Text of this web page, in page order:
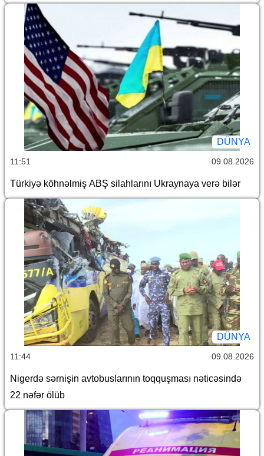
DÜNYA
11:51 09.08.2026
Türkiyə köhnəlmiş ABŞ silahlarını Ukraynaya verə bilər
DÜNYA
11:44 09.08.2026
Nigerdə sərnişin avtobuslarının toqquşması nəticəsində
22 nəfər ölüb